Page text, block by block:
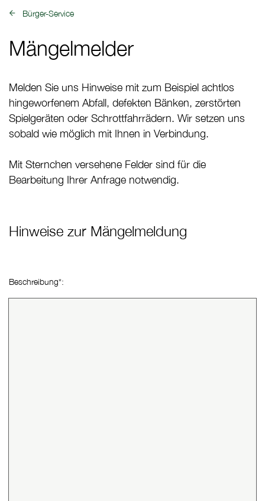
zurück zu:
Bürger-Service
Mängelmelder
Melden Sie uns Hinweise mit zum Beispiel achtlos
hingeworfenem Abfall, defekten Bänken, zerstörten
Spielgeräten oder Schrottfahrrädern. Wir setzen uns
sobald wie möglich mit Ihnen in Verbindung.
Mit Sternchen versehene Felder sind für die
Bearbeitung Ihrer Anfrage notwendig.
Hinweise zur Mängelmeldung
Beschreibung*(Pflichtfeld)
: